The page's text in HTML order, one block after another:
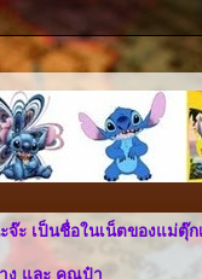
จ๊ะ เป็นชื่อในเน็ตของแม่ตุ๊ก
ง และ คุณป๋า